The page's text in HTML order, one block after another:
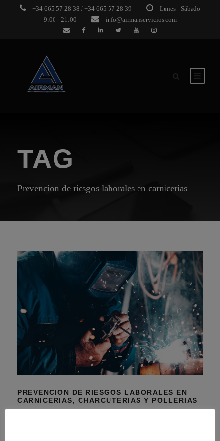
+34 665 57 28 38 / +34 665 57 28 39
Lunes - Sábado
9:00 - 21:00
info@airmanservicios.com
TAG
Prevencion de riesgos laborales en carnicerias
PREVENCION DE RIESGOS LABORALES EN
CARNICERIAS, CHARCUTERIAS Y POLLERIAS